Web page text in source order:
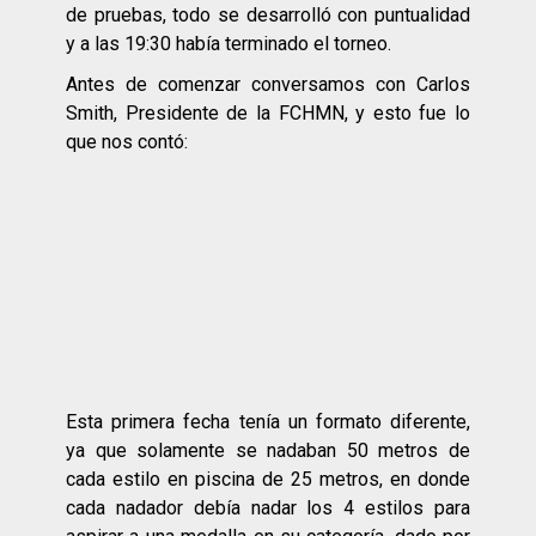
de pruebas, todo se desarrolló con puntualidad
y a las 19:30 había terminado el torneo.
Antes de comenzar conversamos con Carlos
Smith, Presidente de la FCHMN, y esto fue lo
que nos contó:
Esta primera fecha tenía un formato diferente,
ya que solamente se nadaban 50 metros de
cada estilo en piscina de 25 metros, en donde
cada nadador debía nadar los 4 estilos para